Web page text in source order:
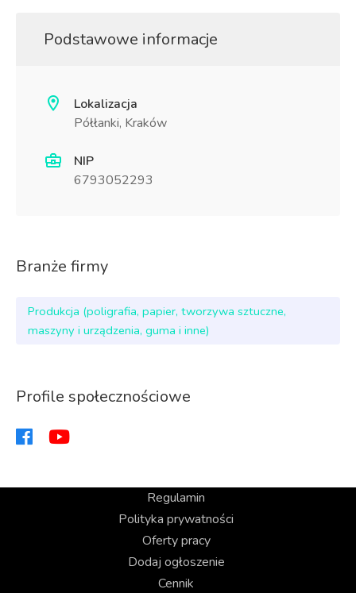
Podstawowe informacje
Lokalizacja
Półłanki, Kraków
NIP
6793052293
Branże firmy
Produkcja (poligrafia, papier, tworzywa sztuczne,
maszyny i urządzenia, guma i inne)
Profile społecznościowe
Regulamin
Polityka prywatności
Oferty pracy
Dodaj ogłoszenie
Cennik